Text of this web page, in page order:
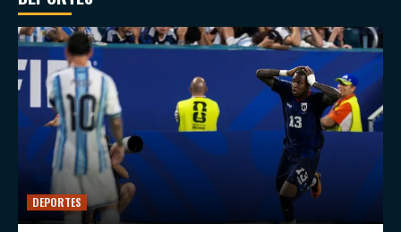
DEPORTES